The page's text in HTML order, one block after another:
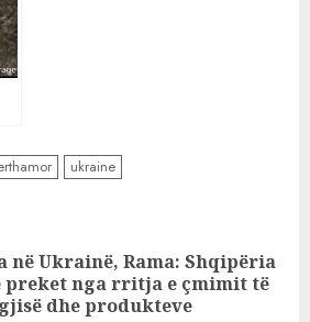
ukraine
në Ukrainë, Rama: Shqipëria
preket nga rritja e çmimit të
dhe produkteve